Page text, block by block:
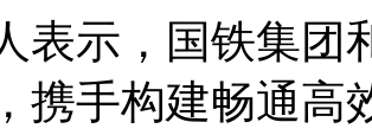
表示，国铁集团
携手构建畅通高